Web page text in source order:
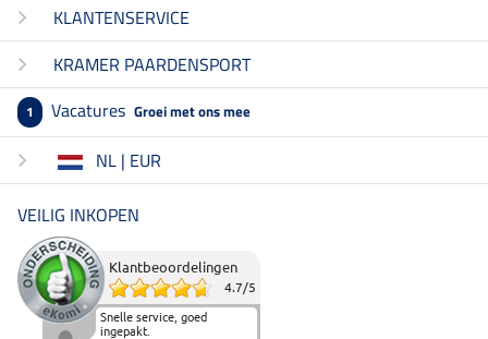
KLANTENSERVICE
KRAMER PAARDENSPORT
1 Vacatures Groei met ons mee
NL | EUR
VEILIG INKOPEN
Klantbeoordelingen
4.7/5
Snelle service, goed
ingepakt.